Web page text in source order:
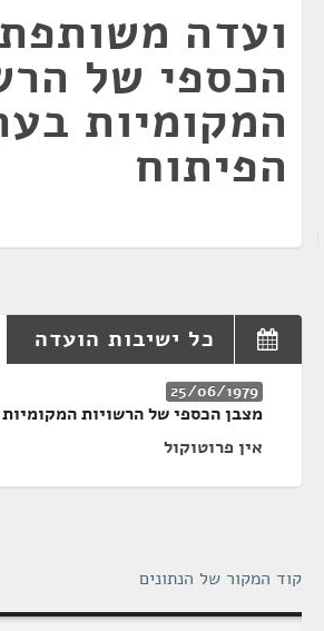
ועדה
הכספי של
המקומיות
הפיתוח
כל ישיבות הועדה
25/06/1979
מצבן הכספי של הרשויות
אין פרוטוקול
קוד המקור של הנתונים